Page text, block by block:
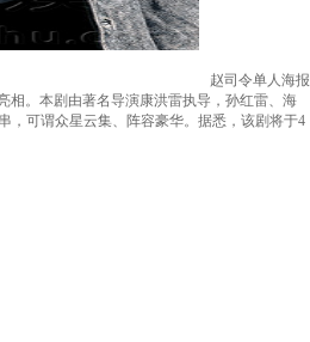
赵司令单人海报
相。本剧由著名导演康洪雷执导，孙红雷、海
，可谓众星云集、阵容豪华。据悉，该剧将于4